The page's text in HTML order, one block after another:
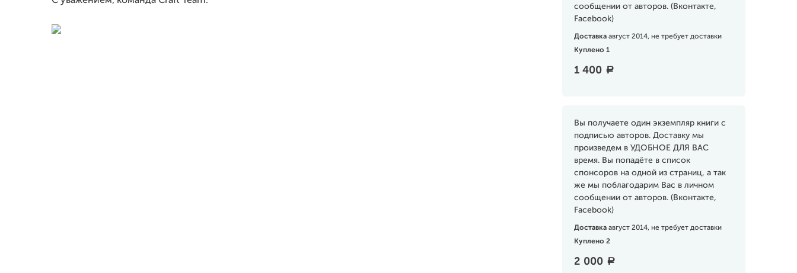
сообщении от авторов. (Вконтакте,
Facebook)
Доставка август 2014, не требует доставки
Куплено 1
1 400 a
Вы получаете один экземпляр книги с
подписью авторов. Доставку мы
произведем в УДОБНОЕ ДЛЯ ВАС
время. Вы попадёте в список
спонсоров на одной из страниц, а так
же мы поблагодарим Вас в личном
сообщении от авторов. (Вконтакте,
Facebook)
Доставка август 2014, не требует доставки
Куплено 2
2 000 a